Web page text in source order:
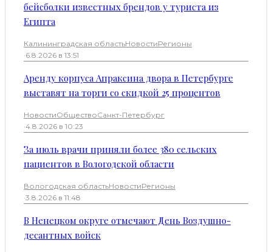
бейсболки известных брендов у туриста из
Египта
Калининградская областьНовостиРегионы
·6.8.2026 в 13:51
Аренду корпуса Апраксина двора в Петербурге
выставят на торги со скидкой 25 процентов
НовостиОбществоСанкт-Петербург
·4.8.2026 в 10:23
За июль врачи приняли более 380 сельских
пациентов в Вологодской области
Вологодская областьНовостиРегионы
·3.8.2026 в 11:48
В Ненецком округе отмечают День Воздушно-
десантных войск